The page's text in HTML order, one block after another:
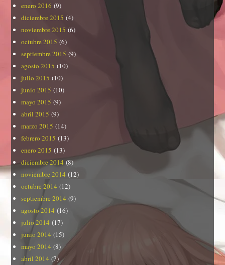
enero 2016 (9)
diciembre 2015 (4)
noviembre 2015 (6)
octubre 2015 (6)
septiembre 2015 (9)
agosto 2015 (10)
julio 2015 (10)
junio 2015 (10)
mayo 2015 (9)
abril 2015 (9)
marzo 2015 (14)
febrero 2015 (13)
enero 2015 (13)
diciembre 2014 (8)
noviembre 2014 (12)
octubre 2014 (12)
septiembre 2014 (9)
agosto 2014 (16)
julio 2014 (17)
junio 2014 (15)
mayo 2014 (8)
abril 2014 (7)